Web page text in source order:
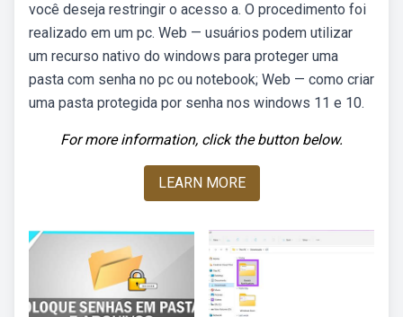
você deseja restringir o acesso a. O procedimento foi
realizado em um pc. Web — usuários podem utilizar
um recurso nativo do windows para proteger uma
pasta com senha no pc ou notebook; Web — como criar
uma pasta protegida por senha nos windows 11 e 10.
For more information, click the button below.
LEARN MORE